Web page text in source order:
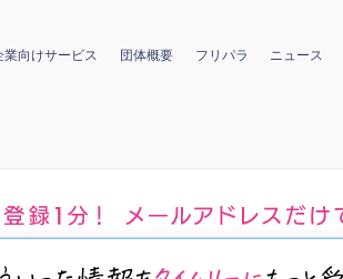
業向けサービス 団体概要 フリパラ ニュース